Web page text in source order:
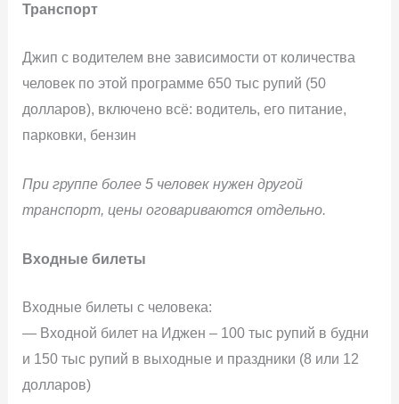
Транспорт
Джип с водителем вне зависимости от количества
человек по этой программе 650 тыс рупий (50
долларов), включено всё: водитель, его питание,
парковки, бензин
При группе более 5 человек нужен другой
транспорт, цены оговариваются отдельно.
Входные билеты
Входные билеты с человека:
— Входной билет на Иджен – 100 тыс рупий в будни
и 150 тыс рупий в выходные и праздники (8 или 12
долларов)